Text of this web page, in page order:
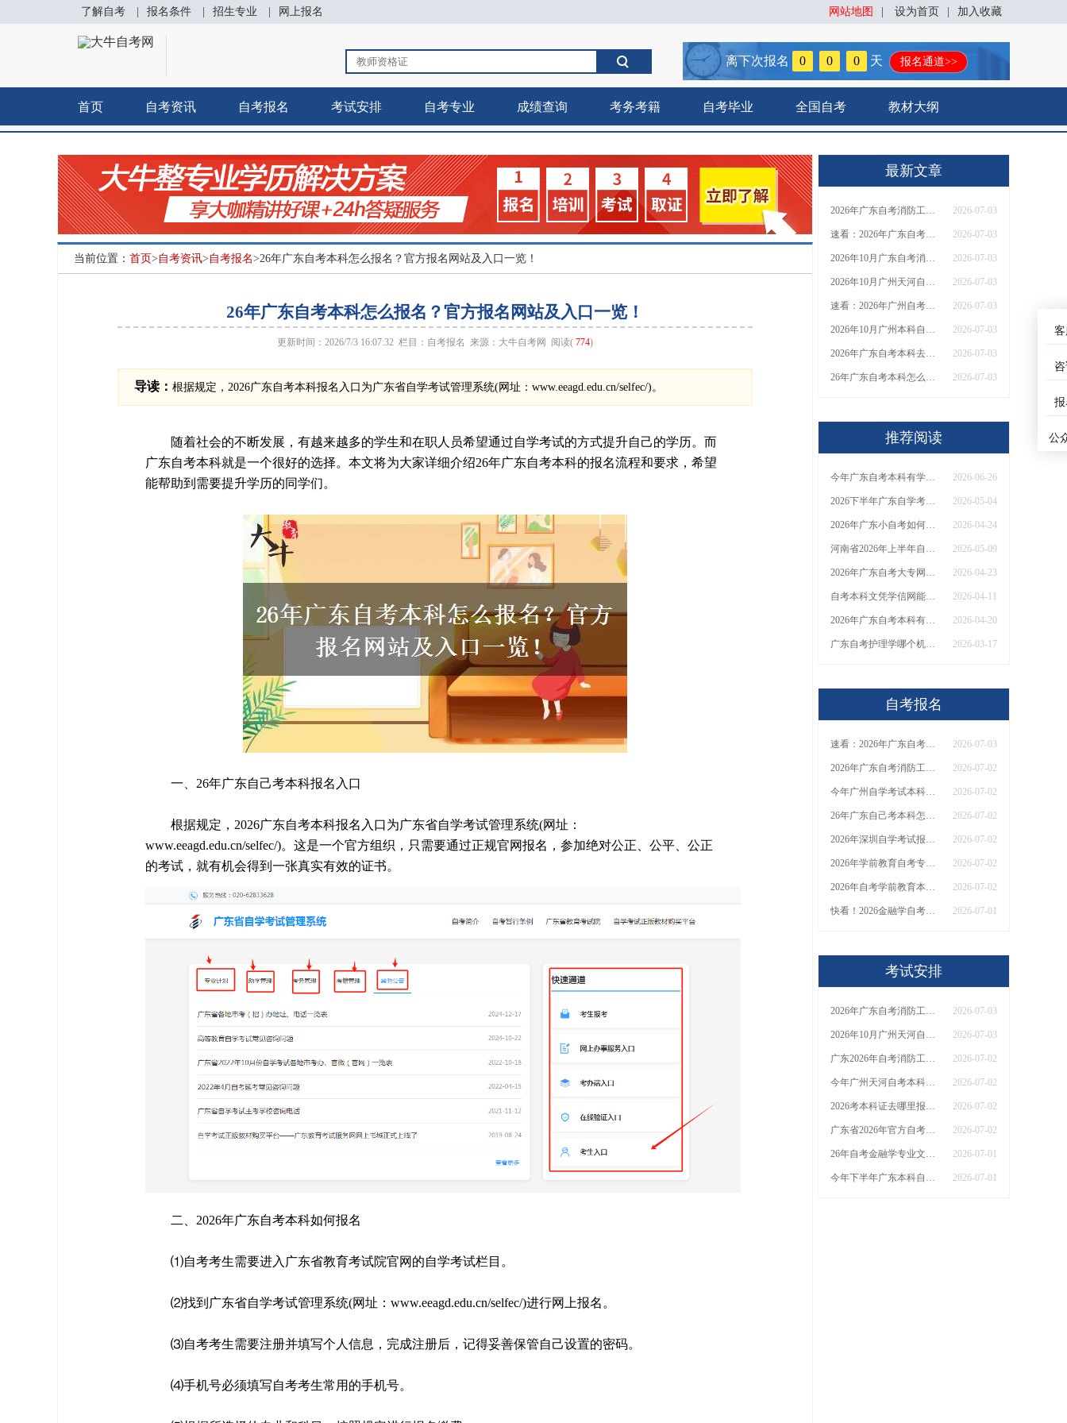
了解自考 报名条件 招生专业 网上报名 网站地图 设为首页 加入收藏
离下次报名 0 0 0 天 报名通道>>
首页 自考资讯 自考报名 考试安排 自考专业 成绩查询 考务考籍 自考毕业 全国自考 教材大纲
当前位置： 首页> 自考资讯> 自考报名>26年广东自考本科怎么报名？官方报名网站及入口一览！
26年广东自考本科怎么报名？官方报名网站及入口一览！
更新时间：2026/7/3 16:07:32 栏目： 自考报名 来源： 大牛自考网 阅读( 774)
导读： 根据规定，2026广东自考本科报名入口为广东省自学考试管理系统(网址：www.eeagd.edu.cn/selfec/)。
随着社会的不断发展，有越来越多的学生和在职人员希望通过自学考试的方式提升自己的学历。而
广东自考本科就是一个很好的选择。本文将为大家详细介绍26年广东自考本科的报名流程和要求，希望
能帮助到需要提升学历的同学们。
一、26年广东自己考本科报名入口
根据规定，2026广东自考本科报名入口为广东省自学考试管理系统(网址：
www.eeagd.edu.cn/selfec/)。这是一个官方组织，只需要通过正规官网报名，参加绝对公正、公平、公正
的考试，就有机会得到一张真实有效的证书。
二、2026年广东自考本科如何报名
⑴自考考生需要进入广东省教育考试院官网的自学考试栏目。
⑵找到广东省自学考试管理系统(网址：www.eeagd.edu.cn/selfec/)进行网上报名。
⑶自考考生需要注册并填写个人信息，完成注册后，记得妥善保管自己设置的密码。
⑷手机号必须填写自考考生常用的手机号。
最新文章
2026年广东自考消防工程怎么报名？入口+流程全汇总，一文搞定！ 2026-07-03
速看：2026年广东自考消防工程去哪报名？附官方入口详解！ 2026-07-03
2026年10月广东自考消防工程官方报名入口（新版）！附全流程详解！ 2026-07-03
2026年10月广州天河自考本科去哪报名？附官方报名入口及网址详解！ 2026-07-03
速看：2026年广州自考本科报名流程+官方入口全汇总，一文搞定！ 2026-07-03
2026年10月广州本科自学考试报名指南！附官方入口及全流程详解！ 2026-07-03
2026年广东自考本科去哪报名？附官方报名入口及网址汇总！ 2026-07-03
26年广东自考本科怎么报名？官方报名网站及入口一览！ 2026-07-03
推荐阅读
今年广东自考本科有学位证明吗？要怎么考呢 2026-06-26
2026下半年广东自学考试报名时间表出炉！附专业推荐 2026-05-04
2026年广东小自考如何自己报名考试，怎么报名 2026-04-24
河南省2026年上半年自学考试毕业申请须知 2026-05-09
2026年广东自考大专网上报名指南：入口、流程、条件、时间全解析！ 2026-04-23
自考本科文凭学信网能查询到吗？什么人都能考吗？ 2026-04-11
2026年广东自考本科有哪些专业可选？一般多久毕业？ 2026-04-20
广东自考护理学哪个机构正规？总花费是多少？ 2026-03-17
自考报名
速看：2026年广东自考消防工程去哪报名？附官方入口详解！ 2026-07-03
2026年广东自考消防工程去哪里报名？官方入口是？ 2026-07-02
今年广州自学考试本科报名流程？自考入口是？ 2026-07-02
26年广东自己考本科怎么报名 哪个网站可以报名？ 2026-07-02
2026年深圳自学考试报考流程是什么 入口在哪 2026-07-02
2026年学前教育自考专升本都考哪几门？要求考多少分？ 2026-07-02
2026年自考学前教育本科要考多少科目？几分及格 2026-07-02
快看！2026金融学自考生的职业选择有这几种！ 2026-07-01
考试安排
2026年广东自考消防工程怎么报名？入口+流程全汇总，一文搞定！ 2026-07-03
2026年10月广州天河自考本科去哪报名？附官方报名入口及网址详解！ 2026-07-03
广东2026年自考消防工程怎么报名：入口+流程 2026-07-02
今年广州天河自考本科在哪报名 报名官网是什么？ 2026-07-02
2026考本科证去哪里报名广东的 附自考报名入口及网址 2026-07-02
广东省2026年官方自考本科报名网站 入口及流程是啥？ 2026-07-02
26年自考金融学专业文凭可以做哪些工作？ 2026-07-01
今年下半年广东本科自考有哪些专业可以报？ 2026-07-01
公